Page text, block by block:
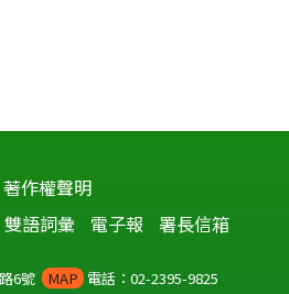
著作權聲明
雙語詞彙 電子報 署長信箱
6號 MAP 電話：02-2395-9825